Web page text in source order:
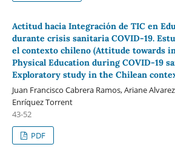
Actitud hacia Integración de TIC en
durante crisis sanitaria COVID-19.
el contexto chileno (Attitude towards
Physical Education during COVID-19
Exploratory study in the Chilean
Juan Francisco Cabrera Ramos, Ariane
Enríquez Torrent
43-52
PDF